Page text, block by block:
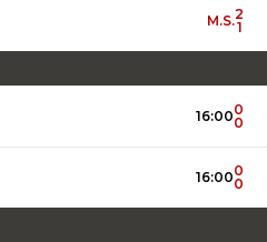
M.S.2
1
16:000
0
16:000
0